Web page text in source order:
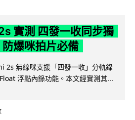
實測 四發一收同步獨
爆咪拍片必備
2s 無線咪支援「四發一收」分軌錄
浮點內錄功能。本文經實測其...